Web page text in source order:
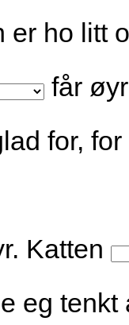
er ho litt
får
for,
Katten
eg